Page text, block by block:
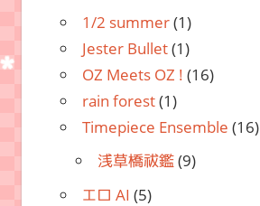
1/2 summer(1)
Jester Bullet(1)
OZ Meets OZ ! (16)
rain forest(1)
Timepiece Ensemble (16)
浅草橋祓鑑(9)
エロ AI (5)